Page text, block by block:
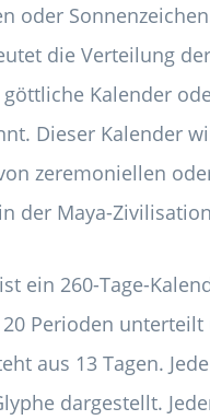
oder
die Verteilung
Kalender
Dieser Kalender
zeremoniellen
der Maya-
ein 260-Tage-
Perioden unterteilt
aus 13 Tagen.
dargestellt.